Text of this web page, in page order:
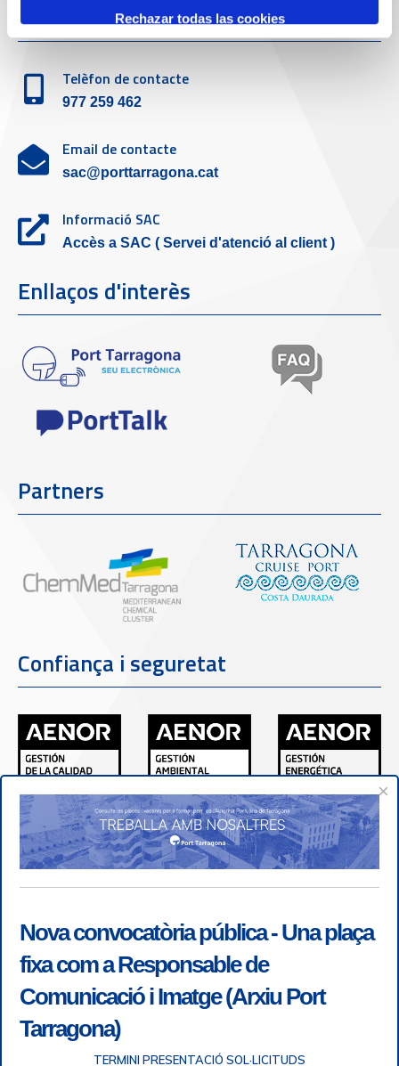
Rechazar todas las cookies
Servei d'atenció al client
Telèfon de contacte
977 259 462
Email de contacte
sac@porttarragona.cat
Informació SAC
Accès a SAC ( Servei d'atenció al client )
Enllaços d'interès
Partners
Confiança i seguretat
×
Nova convocatòria pública - Una plaça
fixa com a Responsable de
Comunicació i Imatge (Arxiu Port
Tarragona)
TERMINI PRESENTACIÓ SOL·LICITUDS